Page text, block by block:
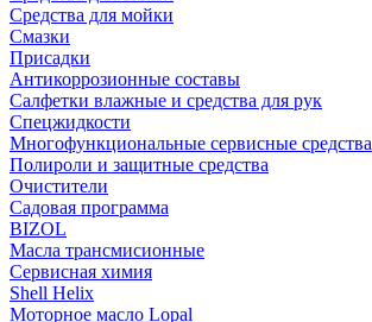
Средства для мойки
Смазки
Присадки
Антикоррозионные составы
Салфетки влажные и средства для рук
Спецжидкости
Многофункциональные сервисные средства
Полироли и защитные средства
Очистители
Садовая программа
BIZOL
Масла трансмисионные
Сервисная химия
Shell Helix
Моторное масло Lopal